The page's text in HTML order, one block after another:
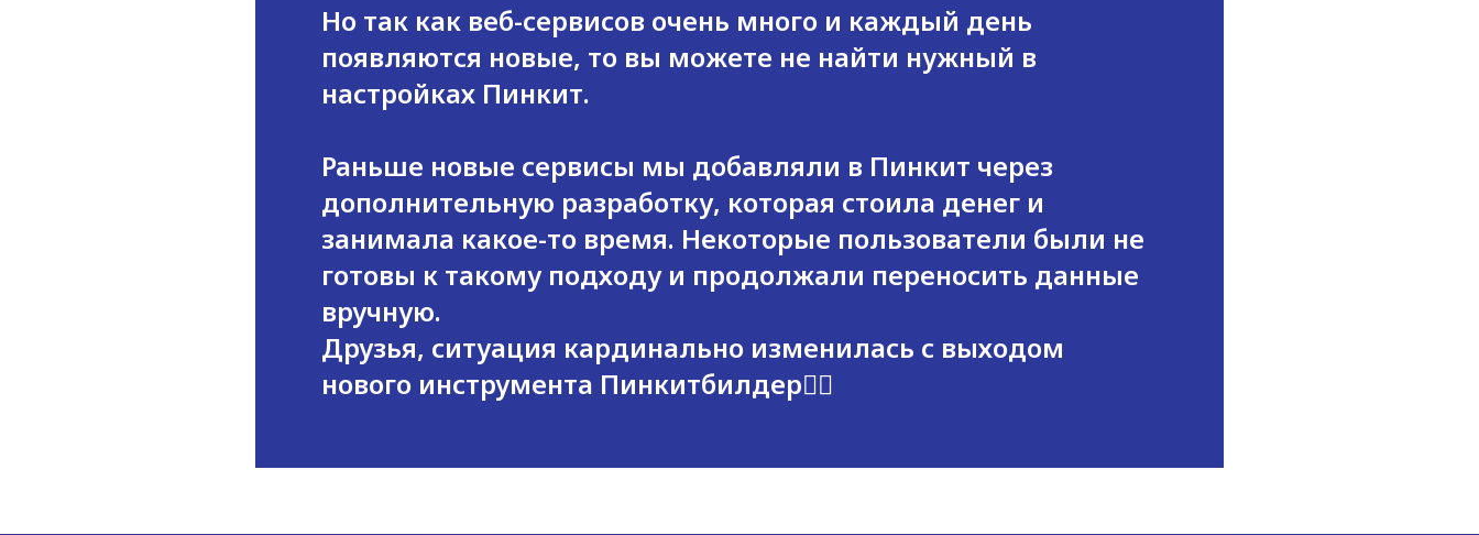
Но так как веб-сервисов очень много и каждый день
появляются новые, то вы можете не найти нужный в
настройках Пинкит.
Раньше новые сервисы мы добавляли в Пинкит через
дополнительную разработку, которая стоила денег и
занимала какое-то время. Некоторые пользователи были не
готовы к такому подходу и продолжали переносить данные
вручную.
Друзья, ситуация кардинально изменилась с выходом
нового инструмента Пинкитбилдер👇🏻